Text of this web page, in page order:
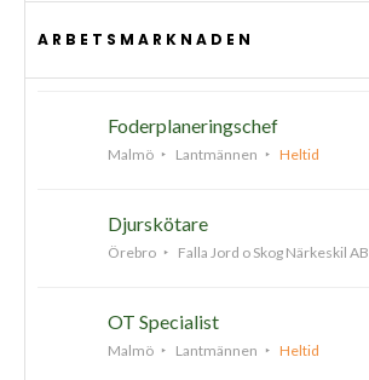
ARBETSMARKNADEN
Foderplaneringschef
Malmö Lantmännen Heltid
Djurskötare
Örebro Falla Jord o Skog Närkeskil AB
OT Specialist
Malmö Lantmännen Heltid